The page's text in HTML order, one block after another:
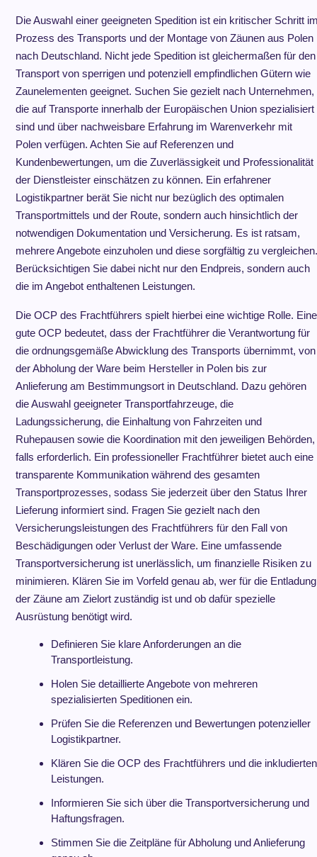
Die Auswahl einer geeigneten Spedition ist ein kritischer Schritt
Prozess des Transports und der Montage von Zäunen aus Polen
nach Deutschland. Nicht jede Spedition ist gleichermaßen für den
Transport von sperrigen und potenziell empfindlichen Gütern wie
Zaunelementen geeignet. Suchen Sie gezielt nach Unternehmen,
die auf Transporte innerhalb der Europäischen Union spezialisiert
sind und über nachweisbare Erfahrung im Warenverkehr mit
Polen verfügen. Achten Sie auf Referenzen und
Kundenbewertungen, um die Zuverlässigkeit und Professionalität
der Dienstleister einschätzen zu können. Ein erfahrener
Logistikpartner berät Sie nicht nur bezüglich des optimalen
Transportmittels und der Route, sondern auch hinsichtlich der
notwendigen Dokumentation und Versicherung. Es ist ratsam,
mehrere Angebote einzuholen und diese sorgfältig zu vergleichen.
Berücksichtigen Sie dabei nicht nur den Endpreis, sondern auch
die im Angebot enthaltenen Leistungen.
Die OCP des Frachtführers spielt hierbei eine wichtige Rolle. Eine
gute OCP bedeutet, dass der Frachtführer die Verantwortung für
die ordnungsgemäße Abwicklung des Transports übernimmt, von
der Abholung der Ware beim Hersteller in Polen bis zur
Anlieferung am Bestimmungsort in Deutschland. Dazu gehören
die Auswahl geeigneter Transportfahrzeuge, die
Ladungssicherung, die Einhaltung von Fahrzeiten und
Ruhepausen sowie die Koordination mit den jeweiligen Behörden,
falls erforderlich. Ein professioneller Frachtführer bietet auch eine
transparente Kommunikation während des gesamten
Transportprozesses, sodass Sie jederzeit über den Status Ihrer
Lieferung informiert sind. Fragen Sie gezielt nach den
Versicherungsleistungen des Frachtführers für den Fall von
Beschädigungen oder Verlust der Ware. Eine umfassende
Transportversicherung ist unerlässlich, um finanzielle Risiken zu
minimieren. Klären Sie im Vorfeld genau ab, wer für die Entladung
der Zäune am Zielort zuständig ist und ob dafür spezielle
Ausrüstung benötigt wird.
Definieren Sie klare Anforderungen an die
Transportleistung.
Holen Sie detaillierte Angebote von mehreren
spezialisierten Speditionen ein.
Prüfen Sie die Referenzen und Bewertungen potenzieller
Logistikpartner.
Klären Sie die OCP des Frachtführers und die inkludierten
Leistungen.
Informieren Sie sich über die Transportversicherung und
Haftungsfragen.
Stimmen Sie die Zeitpläne für Abholung und Anlieferung